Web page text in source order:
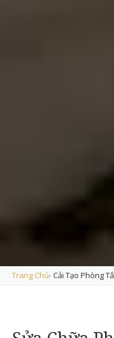
Trang Chủ› Cải Tạo Phòng